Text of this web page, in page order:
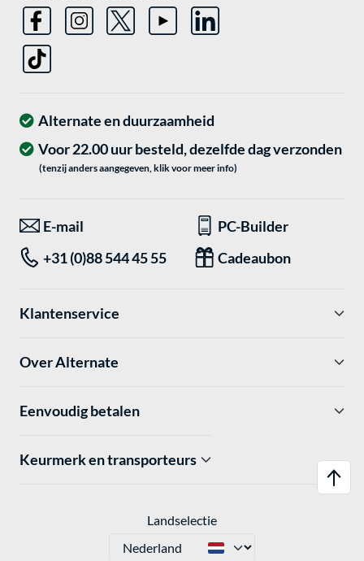
Alternate en duurzaamheid
Voor 22.00 uur besteld, dezelfde dag verzonden
(tenzij anders aangegeven, klik voor meer info)
E-mail
PC-Builder
+31 (0)88 544 45 55
Cadeaubon
Klantenservice
Over Alternate
Eenvoudig betalen
Keurmerk en transporteurs
Landselectie